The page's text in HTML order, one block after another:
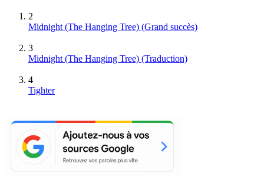
2
Midnight (The Hanging Tree) (Grand succès)
3
Midnight (The Hanging Tree) (Traduction)
4
Tighter